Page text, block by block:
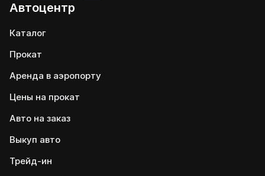
Автоцентр
Каталог
Прокат
Аренда в аэропорту
Цены на прокат
Авто на заказ
Выкуп авто
Трейд-ин